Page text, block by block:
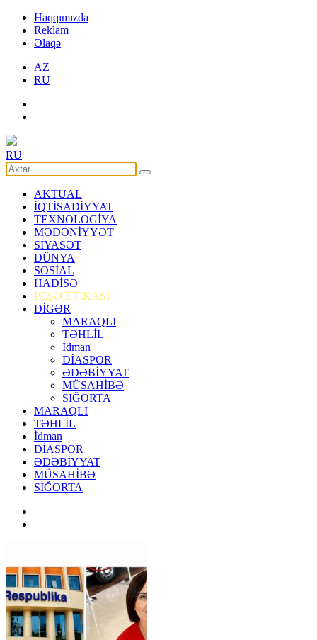
Haqqımızda
Reklam
Əlaqə
AZ
RU
RU
AKTUAL
İQTİSADİYYAT
TEXNOLOGİYA
MƏDƏNİYYƏT
SİYASƏT
DÜNYA
SOSİAL
HADİSƏ
PEŞƏ ETİKASI
DİGƏR
MARAQLI
TƏHLİL
İdman
DİASPOR
ƏDƏBİYYAT
MÜSAHİBƏ
SIĞORTA
MARAQLI
TƏHLİL
İdman
DİASPOR
ƏDƏBİYYAT
MÜSAHİBƏ
SIĞORTA